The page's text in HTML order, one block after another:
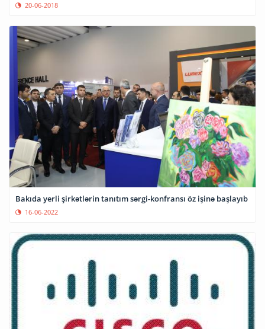
20-06-2018
Bakıda yerli şirkətlərin tanıtım sərgi-konfransı öz işinə başlayıb
16-06-2022